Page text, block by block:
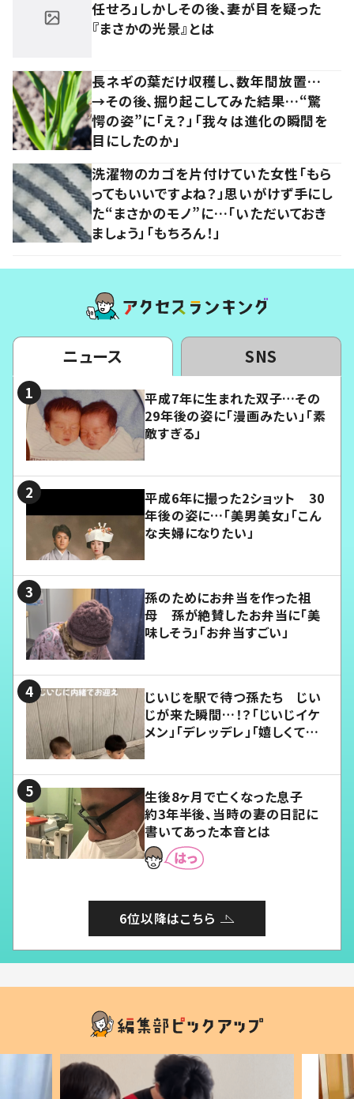
任せろ」しかしその後、妻が目を疑った
『まさかの光景』とは
長ネギの葉だけ収穫し、数年間放置…
→その後、掘り起こしてみた結果…“驚
愕の姿”に「え？」「我々は進化の瞬間を
目にしたのか」
洗濯物のカゴを片付けていた女性「もら
ってもいいですよね？」思いがけず手にし
た“まさかのモノ”に…「いただいておき
ましょう」「もちろん！」
ニュース SNS
平成7年に生まれた双子…その
29年後の姿に「漫画みたい」「素
敵すぎる」
平成6年に撮った2ショット 30
年後の姿に…「美男美女」「こん
な夫婦になりたい」
孫のためにお弁当を作った祖
母 孫が絶賛したお弁当に「美
味しそう」「お弁当すごい」
じいじを駅で待つ孫たち じい
じが来た瞬間…！？「じいじイケ
メン」「デレッデレ」「嬉しくて可
生後8ヶ月で亡くなった息子
約3年半後、当時の妻の日記に
書いてあった本音とは
6位以降はこちら